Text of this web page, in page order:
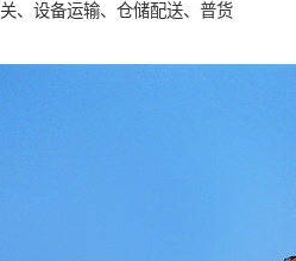
、设备运输、仓储配送、普货